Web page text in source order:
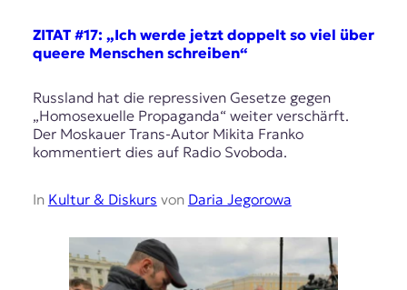
ZITAT #17: „Ich werde jetzt doppelt so viel über
queere Menschen schreiben“
Russland hat die repressiven Gesetze gegen
„Homosexuelle Propaganda“ weiter versсhärft.
Der Moskauer Trans-Autor Mikita Franko
kommentiert dies auf Radio Svoboda.
In Kultur & Diskurs von Daria Jegorowa